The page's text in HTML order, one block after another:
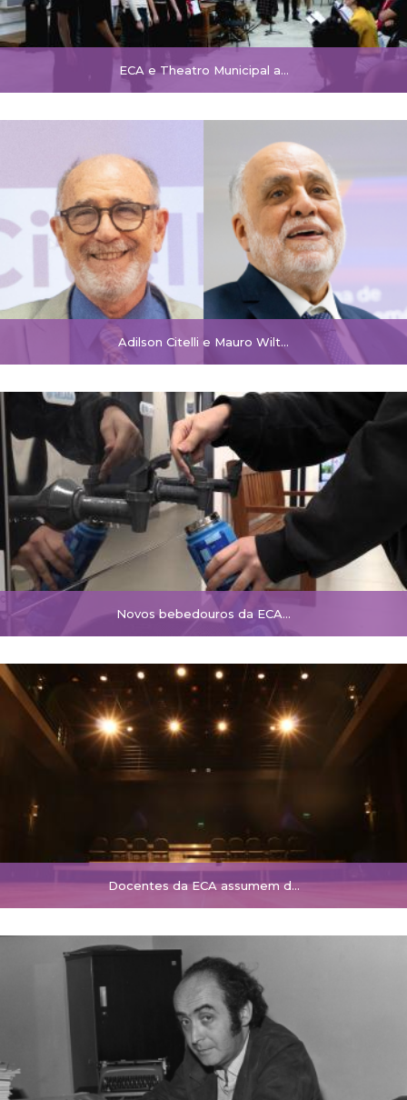
ECA e Theatro Municipal a…
Adilson Citelli e Mauro Wilt…
Novos bebedouros da ECA…
Docentes da ECA assumem d…